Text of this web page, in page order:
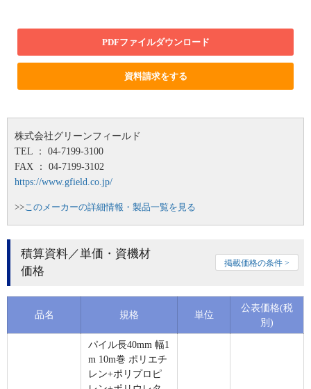
PDFファイルダウンロード
資料請求をする
株式会社グリーンフィールド
TEL ： 04-7199-3100
FAX ： 04-7199-3102
https://www.gfield.co.jp/
>>このメーカーの詳細情報・製品一覧を見る
積算資料／単価・資機材
価格
掲載価格の条件 >
品名 規格 単位
公表価格(税
別)
パイル長40mm 幅1
m 10m巻 ポリエチ
レン+ポリプロピ